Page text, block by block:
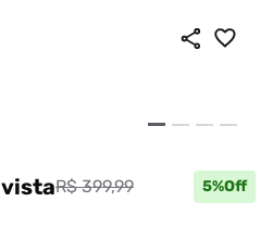
R$ 399,99 5%Off